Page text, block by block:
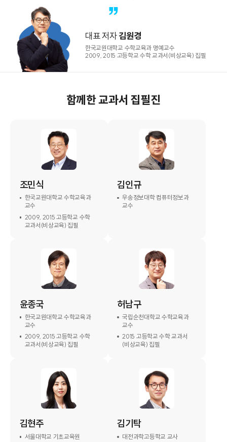
대표 저자김원경
한국교원대학교 수학교육과 명예교수
2009, 2015 고등학교 수학 교과서(비상교육) 집필
함께한 교과서 집필진
조민식
한국교원대학교 수학교육과
교수
2009, 2015 고등학교 수학
교과서(비상교육) 집필
김인규
우송정보대학 컴퓨터정보과
교수
윤종국
한국교원대학교 수학교육과
교수
2009, 2015 고등학교 수학
교과서(비상교육) 집필
허남구
국립순천대학교 수학교육과
교수
2015 고등학교 수학 교과서
(비상교육) 집필
김현주
서울대학교 기초교육원
김기탁
대전과학고등학교 교사